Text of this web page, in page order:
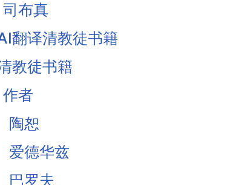
《柔和谦卑》合集
战胜罪恶的惧怕
司布真
翻译清教徒书籍
教徒书籍
作者
陶恕
爱德华兹
巴罗夫